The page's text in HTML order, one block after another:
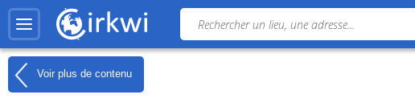
Voir plus de contenu